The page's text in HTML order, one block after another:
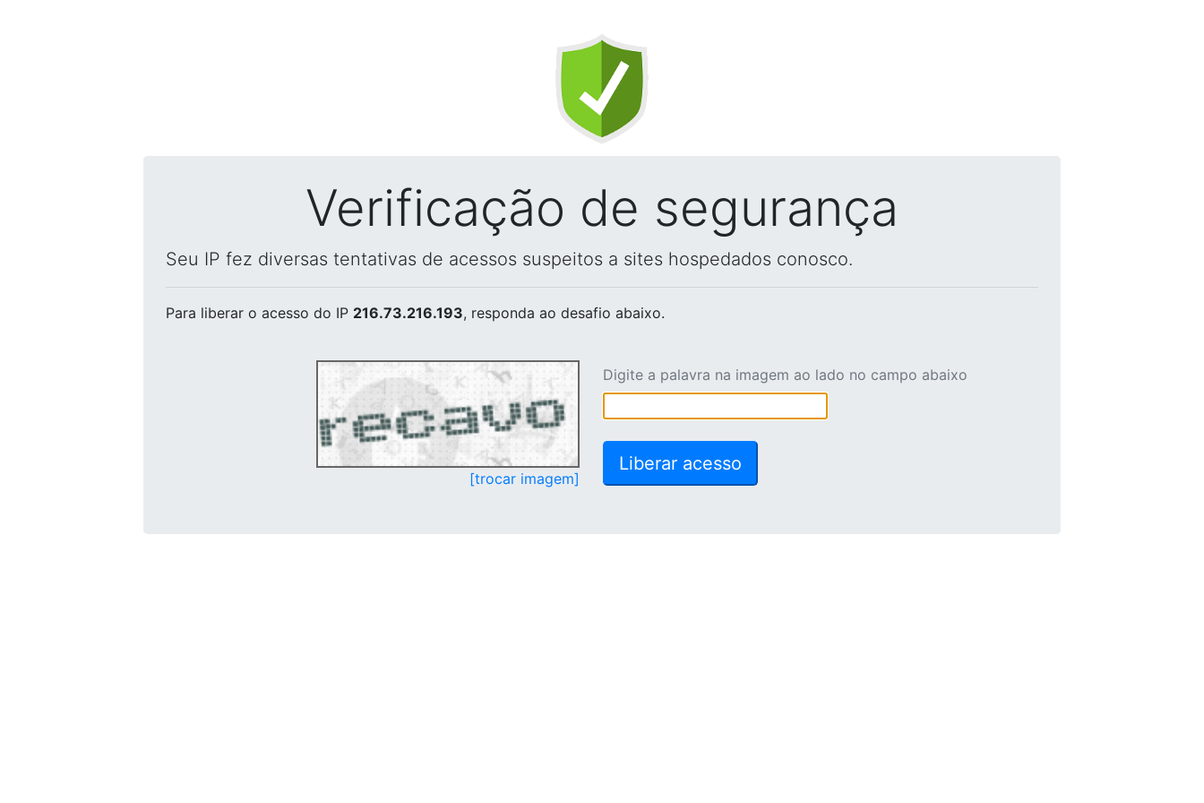
Verificação de segurança
Seu IP fez diversas tentativas de acessos suspeitos a sites hospedados conosco.
Para liberar o acesso do IP 216.73.216.193, responda ao desafio abaixo.
[trocar imagem]
Digite a palavra na imagem ao lado no campo abaixo